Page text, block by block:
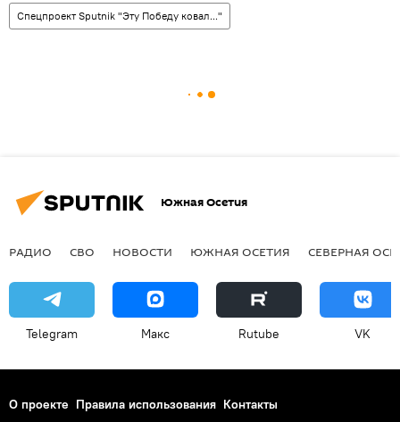
Спецпроект Sputnik "Эту Победу ковал..."
Южная Осетия
РАДИО СВО НОВОСТИ ЮЖНАЯ ОСЕТИЯ СЕВЕРНАЯ
Telegram Макс Rutube VK
О проекте Правила использования Контакты